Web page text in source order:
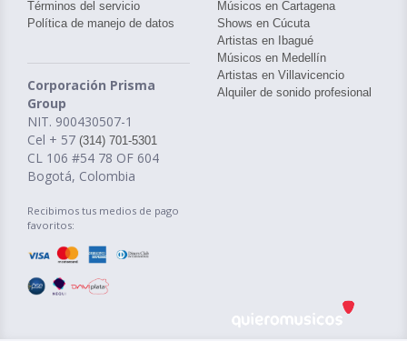
Términos del servicio
Política de manejo de datos
Corporación Prisma
Group
NIT. 900430507-1
Cel + 57 (314) 701-5301
CL 106 #54 78 OF 604
Bogotá, Colombia
Recibimos tus medios de pago
favoritos:
Músicos en Cartagena
Shows en Cúcuta
Artistas en Ibagué
Músicos en Medellín
Artistas en Villavicencio
Alquiler de sonido profesional